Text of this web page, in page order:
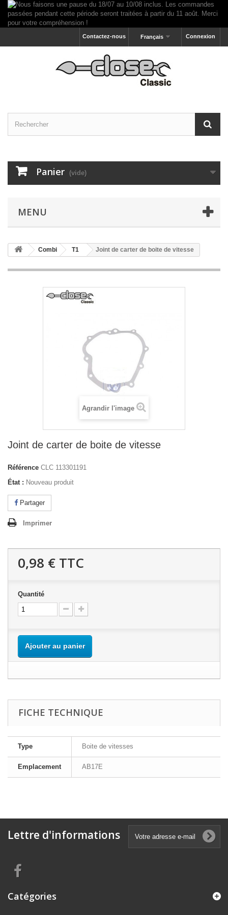
Connexion
Français
Contactez-nous
Panier (vide)
MENU
Combi T1 Joint de carter de boite de vitesse
Agrandir l'image
Joint de carter de boite de vitesse
Référence CLC 113301191
État : Nouveau produit
Partager
Imprimer
0,98 € TTC
Quantité
Ajouter au panier
FICHE TECHNIQUE
Type Boite de vitesses
Emplacement AB17E
Lettre d'informations
Catégories